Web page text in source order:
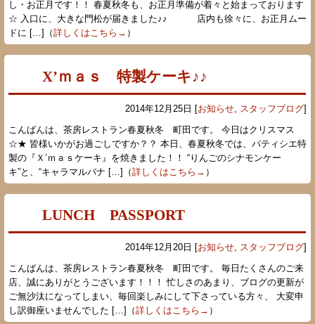
し・お正月です！！ 春夏秋冬も、お正月準備が着々と始まっております
☆ 入口に、大きな門松が届きました♪♪ 店内も徐々に、お正月ムー
ドに […]（詳しくはこちら→ ）
X’ｍａｓ 特製ケーキ♪♪
2014年12月25日 [お知らせ スタッフブログ]
こんばんは、茶房レストラン春夏秋冬 町田です。 今日はクリスマス
☆★ 皆様いかがお過ごしですか？？ 本日、春夏秋冬では、パティシエ特
製の『Ｘ’ｍａｓケーキ』を焼きました！！ “りんごのシナモンケー
キ”と、“キャラマルバナ […]（詳しくはこちら→ ）
LUNCH PASSPORT
2014年12月20日 [お知らせ, スタッフブログ]
こんばんは、茶房レストラン春夏秋冬 町田です。 毎日たくさんのご来
店、誠にありがとうございます！！！ 忙しさのあまり、ブログの更新が
ご無沙汰になってしまい、毎回楽しみにして下さっている方々、 大変申
し訳御座いませんでした […]（詳しくはこちら→ ）